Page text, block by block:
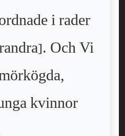
i rader
Och Vi
kvinnor